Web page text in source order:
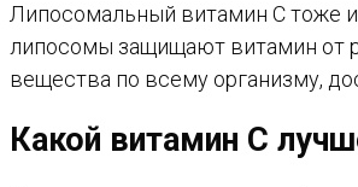
Липосомальный витамин С тоже
липосомы защищают витамин от
вещества по всему организму,
Какой витамин С